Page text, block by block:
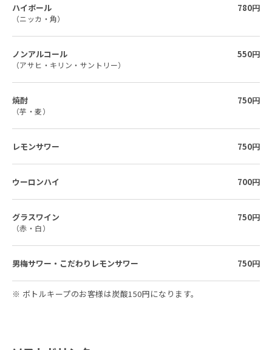
ハイボール
（ニッカ・角）
780円
ノンアルコール
（アサヒ・キリン・サントリー）
550円
焼酎
（芋・麦）
750円
レモンサワー 750円
ウーロンハイ 700円
グラスワイン
（赤・白）
750円
男梅サワー・こだわりレモンサワー 750円
※ ボトルキープのお客様は炭酸150円になります。